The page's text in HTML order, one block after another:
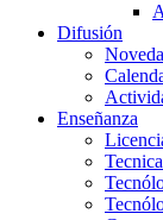
Difusión
Enseñanza